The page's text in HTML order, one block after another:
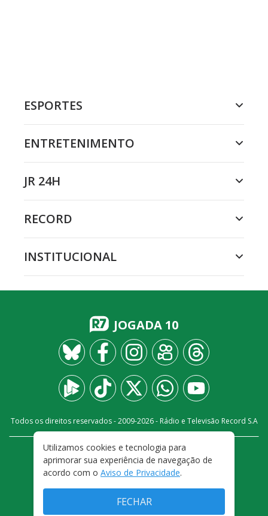
ESPORTES
ENTRETENIMENTO
JR 24H
RECORD
INSTITUCIONAL
JOGADA 10
Todos os direitos reservados - 2009-2026- Rádio e Televisão Record S.A
FALE CONOSCO
PRIVACIDADE
TERMOS E CONDIÇÕES DE USO
Utilizamos cookies e tecnologia para
aprimorar sua experiência de navegação de
acordo com o Aviso de Privacidade.
FECHAR